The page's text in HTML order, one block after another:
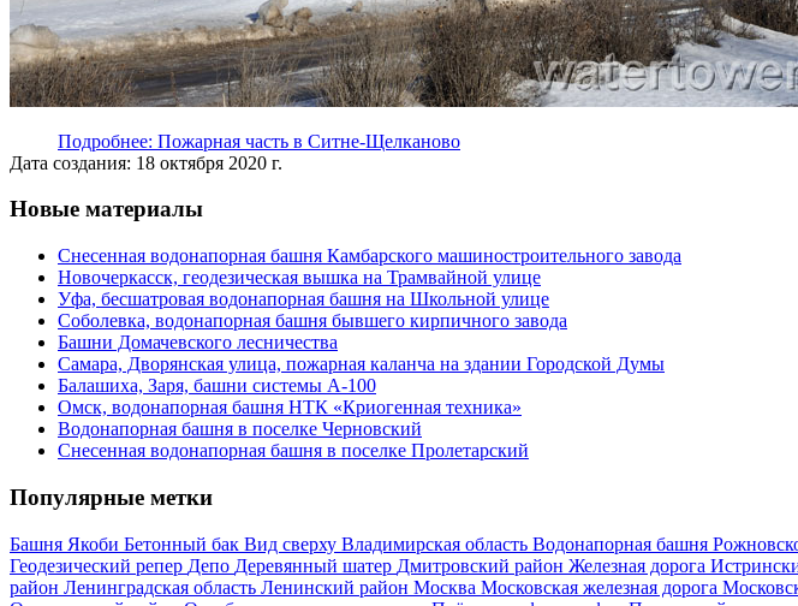
Подробнее: Пожарная часть в Ситне-Щелканово
Дата создания: 18 октября 2020 г.
Новые материалы
Снесенная водонапорная башня Камбарского машиностроительного завода
Новочеркасск, геодезическая вышка на Трамвайной улице
Уфа, бесшатровая водонапорная башня на Школьной улице
Соболевка, водонапорная башня бывшего кирпичного завода
Башни Домачевского лесничества
Самара, Дворянская улица, пожарная каланча на здании Городской Думы
Балашиха, Заря, башни системы А-100
Омск, водонапорная башня НТК «Криогенная техника»
Водонапорная башня в поселке Черновский
Снесенная водонапорная башня в поселке Пролетарский
Популярные метки
Башня Якоби Бетонный бак Вид сверху Владимирская область Водонапорная башня
Геодезический репер Депо Деревянный шатер Дмитровский район Железная дорога
район Ленинградская область Ленинский район Москва Московская железная дорога